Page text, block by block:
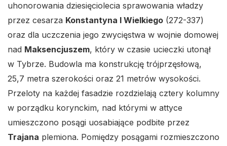
uhonorowania dziesięciolecia sprawowania władzy
przez cesarza Konstantyna I Wielkiego (272-337)
oraz dla uczczenia jego zwycięstwa w wojnie domowej
nad Maksencjuszem, który w czasie ucieczki utonął
w Tybrze. Budowla ma konstrukcję trójprzęsłową,
25,7 metra szerokości oraz 21 metrów wysokości.
Przeloty na każdej fasadzie rozdzielają cztery kolumny
w porządku korynckim, nad którymi w attyce
umieszczono posągi uosabiające podbite przez
Trajana plemiona. Pomiędzy posągami rozmieszczono